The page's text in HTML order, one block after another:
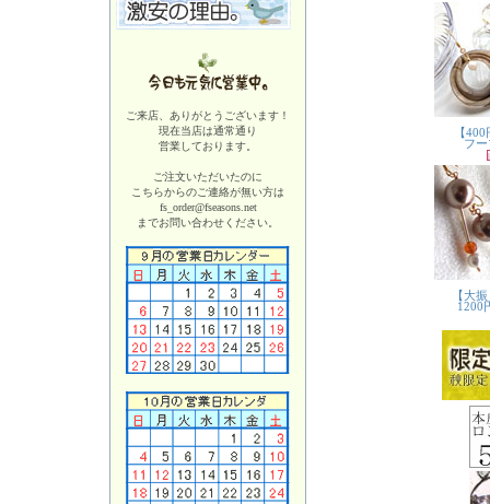
ご来店、ありがとうございます！
現在当店は通常通り
営業しております。
ご注文いただいたのに
こちらからのご連絡が無い方は
fs_order@fseasons.net
までお問い合わせください。